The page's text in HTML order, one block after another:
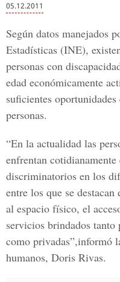
05.12.2011
Según datos manejados
Estadísticas (INE),
personas con
edad económicamente
suficientes
personas.
“En la actualidad las
enfrentan
discriminatorios en los
entre los que se
al espacio físico, el
servicios brindados
como privadas”,informó
humanos, Doris Rivas.